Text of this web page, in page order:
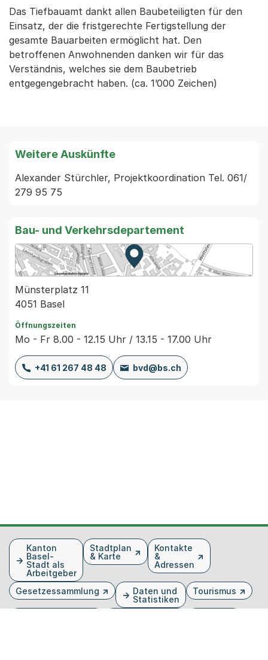
Das Tiefbauamt dankt allen Baubeteiligten für den
Einsatz, der die fristgerechte Fertigstellung der
gesamte Bauarbeiten ermöglicht hat. Den
betroffenen Anwohnenden danken wir für das
Verständnis, welches sie dem Baubetrieb
entgegengebracht haben. (ca. 1’000 Zeichen)
Weitere Auskünfte
Alexander Stürchler, Projektkoordination Tel. 061/
279 95 75
Bau- und Verkehrsdepartement
Zur Karte von MapBS.
Externer Link, wird in einem
Münsterplatz 11
4051 Basel
Öffnungszeiten
Mo - Fr 8.00 - 12.15 Uhr / 13.15 - 17.00 Uhr
+41 61 267 48 48 bvd@bs.ch
FusszeileKanton
Basel-
Stadt als
Arbeitgeber
Stadtplan
& Karte
Kontakte
&
Adressen
Gesetzessammlung
Daten und
Statistiken
Tourismus